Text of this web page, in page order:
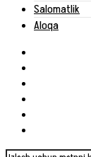
Salomatlik
Aloqa